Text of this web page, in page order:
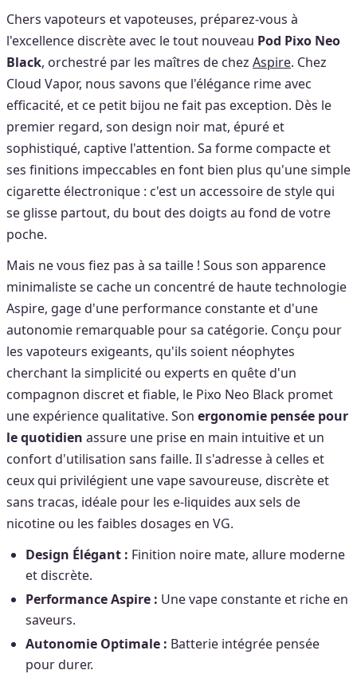
Chers vapoteurs et vapoteuses, préparez-vous à
l'excellence discrète avec le tout nouveau Pod Pixo Neo
Black, orchestré par les maîtres de chez Aspire. Chez
Cloud Vapor, nous savons que l'élégance rime avec
efficacité, et ce petit bijou ne fait pas exception. Dès le
premier regard, son design noir mat, épuré et
sophistiqué, captive l'attention. Sa forme compacte et
ses finitions impeccables en font bien plus qu'une simple
cigarette électronique : c'est un accessoire de style qui
se glisse partout, du bout des doigts au fond de votre
poche.
Mais ne vous fiez pas à sa taille ! Sous son apparence
minimaliste se cache un concentré de haute technologie
Aspire, gage d'une performance constante et d'une
autonomie remarquable pour sa catégorie. Conçu pour
les vapoteurs exigeants, qu'ils soient néophytes
cherchant la simplicité ou experts en quête d'un
compagnon discret et fiable, le Pixo Neo Black promet
une expérience qualitative. Son ergonomie pensée pour
le quotidien assure une prise en main intuitive et un
confort d'utilisation sans faille. Il s'adresse à celles et
ceux qui privilégient une vape savoureuse, discrète et
sans tracas, idéale pour les e-liquides aux sels de
nicotine ou les faibles dosages en VG.
Design Élégant : Finition noire mate, allure moderne
et discrète.
Performance Aspire : Une vape constante et riche en
saveurs.
Autonomie Optimale : Batterie intégrée pensée
pour durer.